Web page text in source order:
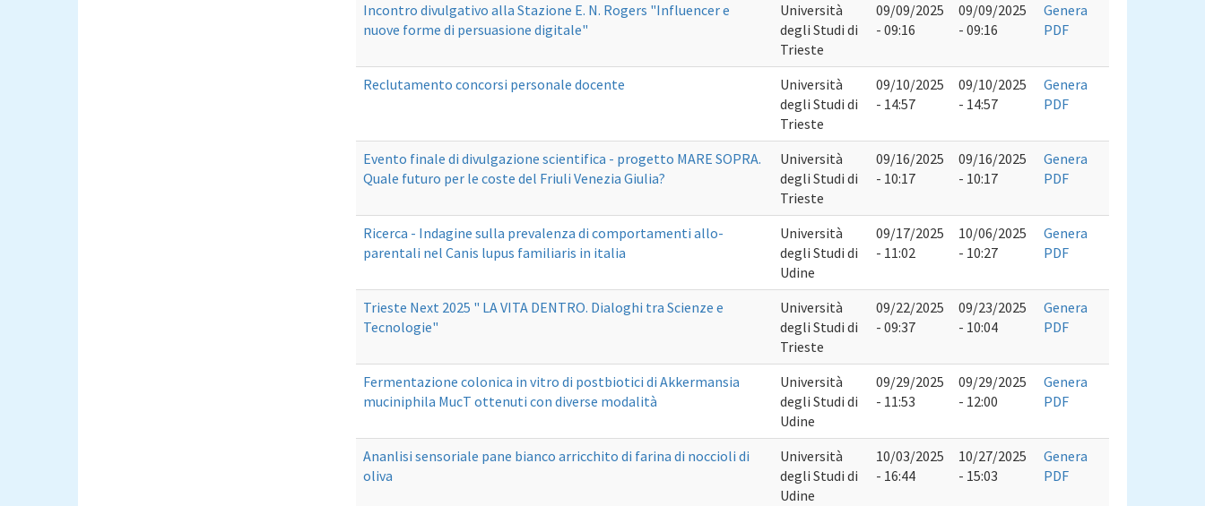
Incontro divulgativo alla Stazione E. N. Rogers "Influencer e
nuove forme di persuasione digitale"
Università
degli Studi di
Trieste
09/09/2025
- 09:16
09/09/2025
- 09:16
Genera
PDF
Reclutamento concorsi personale docente
Università
degli Studi di
Trieste
09/10/2025
- 14:57
09/10/2025
- 14:57
Genera
PDF
Evento finale di divulgazione scientifica - progetto MARE SOPRA.
Quale futuro per le coste del Friuli Venezia Giulia?
Università
degli Studi di
Trieste
09/16/2025
- 10:17
09/16/2025
- 10:17
Genera
PDF
Ricerca - Indagine sulla prevalenza di comportamenti allo-
parentali nel Canis lupus familiaris in italia
Università
degli Studi di
Udine
09/17/2025
- 11:02
10/06/2025
- 10:27
Genera
PDF
Trieste Next 2025 " LA VITA DENTRO. Dialoghi tra Scienze e
Tecnologie"
Università
degli Studi di
Trieste
09/22/2025
- 09:37
09/23/2025
- 10:04
Genera
PDF
Fermentazione colonica in vitro di postbiotici di Akkermansia
muciniphila MucT ottenuti con diverse modalità
Università
degli Studi di
Udine
09/29/2025
- 11:53
09/29/2025
- 12:00
Genera
PDF
Ananlisi sensoriale pane bianco arricchito di farina di noccioli di
oliva
Università
degli Studi di
Udine
10/03/2025
- 16:44
10/27/2025
- 15:03
Genera
PDF